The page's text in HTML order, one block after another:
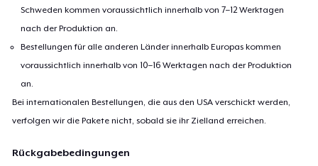
Schweden kommen voraussichtlich innerhalb von 7–12 Werktagen
nach der Produktion an.
Bestellungen für alle anderen Länder innerhalb Europas kommen
voraussichtlich innerhalb von 10–16 Werktagen nach der Produktion
an.
Bei internationalen Bestellungen, die aus den USA verschickt werden,
verfolgen wir die Pakete nicht, sobald sie ihr Zielland erreichen.
Rückgabebedingungen